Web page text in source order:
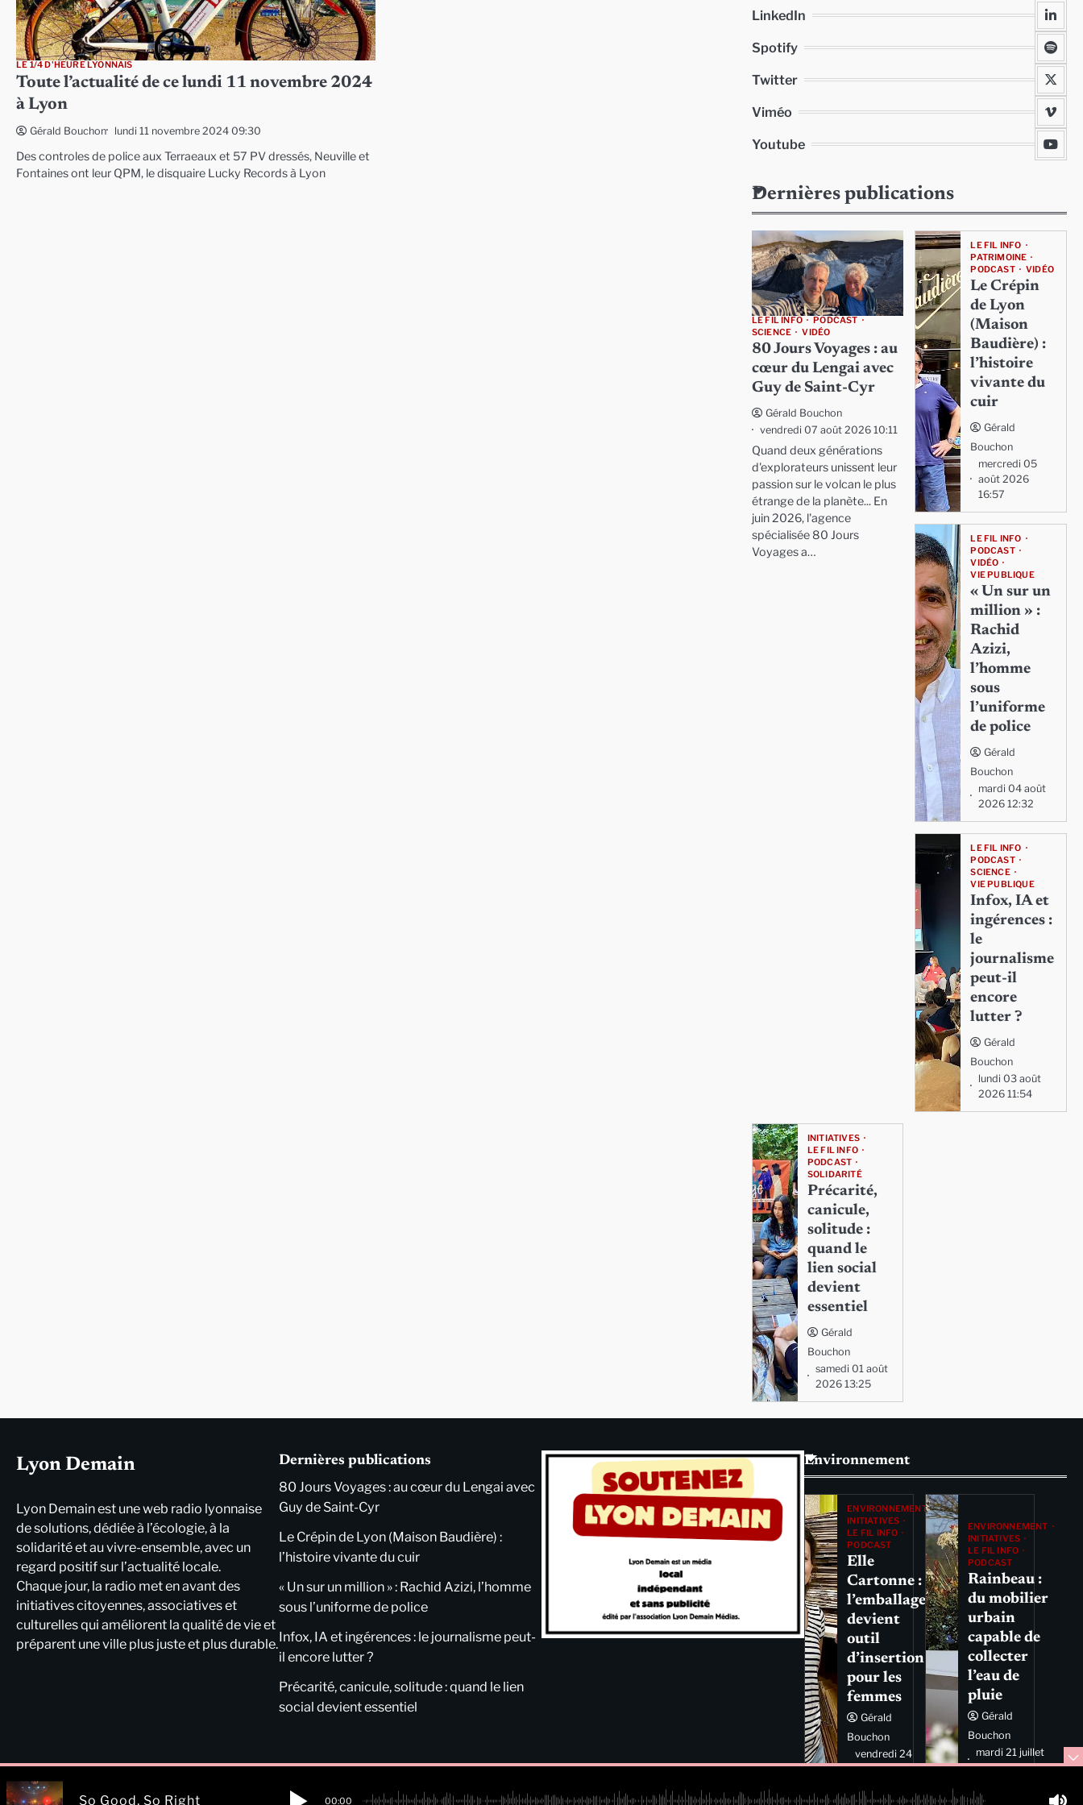
LE 1/4 D'HEURE LYONNAIS
Toute l’actualité de ce lundi 11 novembre 2024
à Lyon
Gérald Bouchon lundi 11 novembre 2024 09:30
Des controles de police aux Terraeaux et 57 PV dressés, Neuville et
Fontaines ont leur QPM, le disquaire Lucky Records à Lyon
LinkedIn
Spotify
Twitter
Viméo
Youtube
Dernières publications
LE FIL INFO
PODCAST
SCIENCE
VIDÉO
80 Jours Voyages : au
cœur du Lengai avec
Guy de Saint-Cyr
Gérald Bouchon
vendredi 07 août 2026 10:11
Quand deux générations
d'explorateurs unissent leur
passion sur le volcan le plus
étrange de la planète... En
juin 2026, l'agence
spécialisée 80 Jours
Voyages a…
LE FIL INFO
PATRIMOINE
PODCAST
VIDÉO
Le Crépin
de Lyon
(Maison
Baudière) :
l’histoire
vivante du
cuir
Gérald
Bouchon
mercredi 05
août 2026
16:57
LE FIL INFO
PODCAST
VIDÉO
VIE PUBLIQUE
« Un sur un
million » :
Rachid
Azizi,
l’homme
sous
l’uniforme
de police
Gérald
Bouchon
mardi 04 août
2026 12:32
LE FIL INFO
PODCAST
SCIENCE
VIE PUBLIQUE
Infox, IA et
ingérences :
le
journalisme
peut-il
encore
lutter ?
Gérald
Bouchon
lundi 03 août
2026 11:54
INITIATIVES
LE FIL INFO
PODCAST
SOLIDARITÉ
Précarité,
canicule,
solitude :
quand le
lien social
devient
essentiel
Gérald
Bouchon
samedi 01 août
2026 13:25
Lyon Demain
Lyon Demain est une web radio lyonnaise
de solutions, dédiée à l’écologie, à la
solidarité et au vivre-ensemble, avec un
regard positif sur l’actualité locale.
Chaque jour, la radio met en avant des
initiatives citoyennes, associatives et
culturelles qui améliorent la qualité de vie et
préparent une ville plus juste et plus durable.
Dernières publications
80 Jours Voyages : au cœur du Lengai avec
Guy de Saint-Cyr
Le Crépin de Lyon (Maison Baudière) :
l’histoire vivante du cuir
« Un sur un million » : Rachid Azizi, l’homme
sous l’uniforme de police
Infox, IA et ingérences : le journalisme peut-
il encore lutter ?
Précarité, canicule, solitude : quand le lien
social devient essentiel
Environnement
ENVIRONNEMENT
INITIATIVES
LE FIL INFO
PODCAST
Elle
Cartonne :
l’emballage
devient
outil
d’insertion
pour les
femmes
Gérald
Bouchon
vendredi 24
juillet 2026
ENVIRONNEMENT
INITIATIVES
LE FIL INFO
PODCAST
Rainbeau :
du mobilier
urbain
capable de
collecter
l’eau de
pluie
Gérald
Bouchon
mardi 21 juillet
2026 11:44
So Good, So Right 00:00